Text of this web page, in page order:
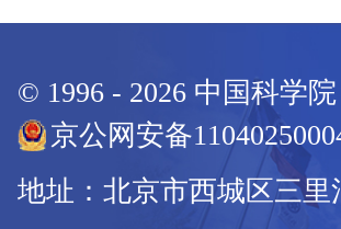
© 1996 - 2026 中国科学
京公网安备
地址：北京市西城区三里